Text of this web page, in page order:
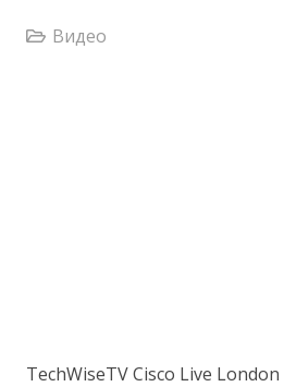
Видео
TechWiseTV Cisco Live London